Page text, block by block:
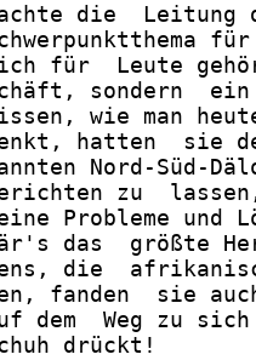
die  Leitung
für  Leute
sondern
wie man
hatten  sie
Nord-Süd-
zu
Probleme und
das  größte
die
fanden  sie
dem  Weg zu
drückt!